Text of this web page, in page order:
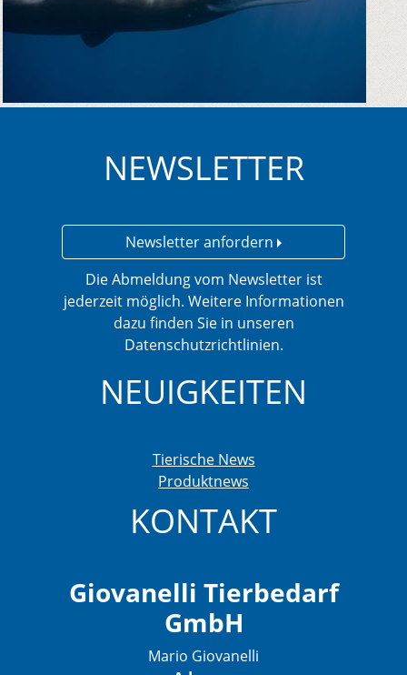
NEWSLETTER
Newsletter anfordern
Die Abmeldung vom Newsletter ist
jederzeit möglich. Weitere Informationen
dazu finden Sie in unseren
Datenschutzrichtlinien.
NEUIGKEITEN
Tierische News
Produktnews
KONTAKT
Giovanelli Tierbedarf
GmbH
Mario Giovanelli